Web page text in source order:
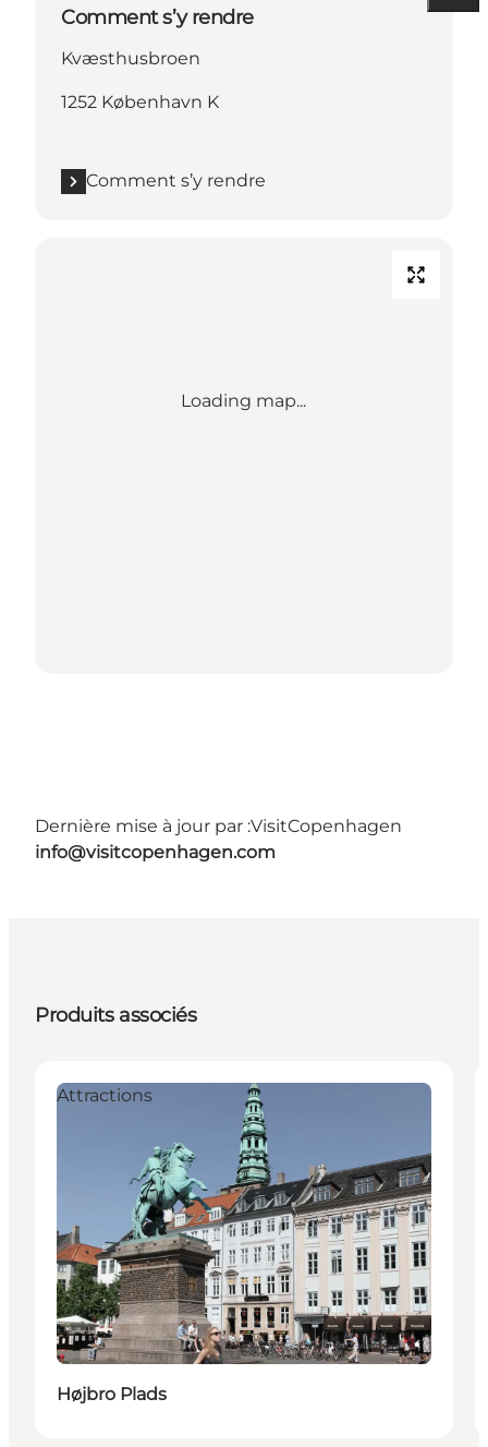
Comment s’y rendre
Kvæsthusbroen
1252 København K
Comment s’y rendre
Loading map...
Dernière mise à jour par :VisitCopenhagen
info@visitcopenhagen.com
Produits associés
Attractions
Højbro Plads